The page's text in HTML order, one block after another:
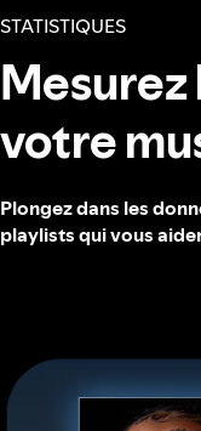
STATISTIQUES
Mesurez
votre
Plongez dans les
playlists qui vous